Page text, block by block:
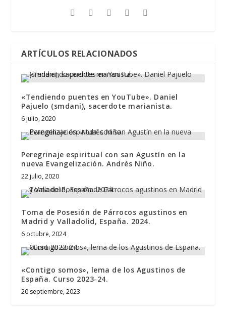
ARTÍCULOS RELACIONADOS
«Tendiendo puentes en YouTube». Daniel
Pajuelo (smdani), sacerdote marianista.
6 julio, 2020
Peregrinaje espiritual con san Agustín en la
nueva Evangelización. Andrés Niño.
22 julio, 2020
Toma de Posesión de Párrocos agustinos en
Madrid y Valladolid, España. 2024.
6 octubre, 2024
«Contigo somos», lema de los Agustinos de
España. Curso 2023-24.
20 septiembre, 2023